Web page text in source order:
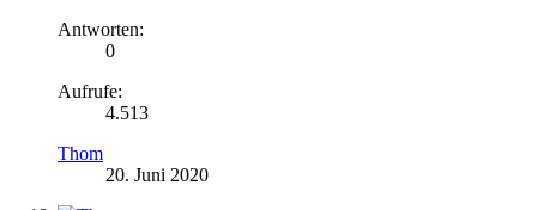
Antworten:
0
Aufrufe:
4.513
Thom
20. Juni 2020